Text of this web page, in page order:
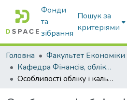
Фонди
та
зібрання
Пошук за
критеріями
Головна
Кафедра Фінансів, обліку і оподаткування
Особливості обліку і калькулювання собівартості продукції в галузі промислових виробництв